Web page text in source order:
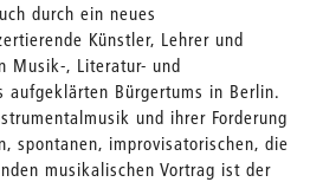
durch ein neues
Künstler, Lehrer und
Musik-, Literatur- und
aufgeklärten Bürgertums in Berlin.
und ihrer Forderung
spontanen, improvisatorischen, die
musikalischen Vortrag ist der